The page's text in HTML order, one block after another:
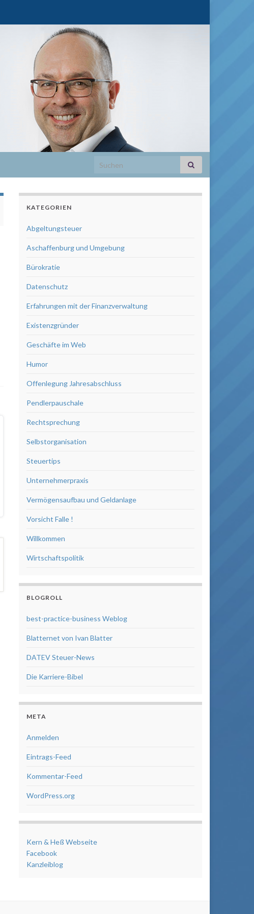
Search for:
KATEGORIEN
Abgeltungsteuer
Aschaffenburg und Umgebung
Bürokratie
Datenschutz
Erfahrungen mit der Finanzverwaltung
Existenzgründer
Geschäfte im Web
Humor
Offenlegung Jahresabschluss
Pendlerpauschale
Rechtsprechung
Selbstorganisation
Steuertips
Unternehmerpraxis
Vermögensaufbau und Geldanlage
Vorsicht Falle !
Willkommen
Wirtschaftspolitik
BLOGROLL
best-practice-business Weblog
Blatternet von Ivan Blatter
DATEV Steuer-News
Die Karriere-Bibel
META
Anmelden
Eintrags-Feed
Kommentar-Feed
WordPress.org
Kern & Heß Webseite
Facebook
Kanzleiblog